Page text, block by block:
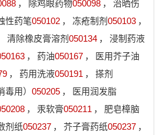
， 除鸡眼药物050098 ，
治晒伤
性药笔050102 ， 冻疮制剂 050103 ，
清除橡皮膏溶剂 050134 ，
浸制药液
， 药油050167 ，
医用芥子油
， 药用洗液050191 ，
搽剂
毒用） 050205 ，
医用润发脂
， 汞软膏050211 ，
肥皂樟脑
剂纸050237 ， 芥子膏药纸050237 ，